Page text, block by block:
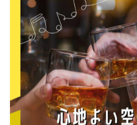
⏰21:00〜翌5:00（水曜定休）
< 前のページ 一覧に戻る